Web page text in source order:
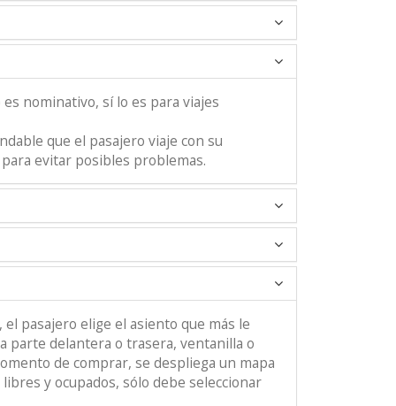
nominativo, sí lo es para viajes
que el pasajero viaje con su
evitar posibles problemas.
el pasajero elige el asiento que más le
parte delantera o trasera, ventanilla o
de comprar, se despliega un mapa
y ocupados, sólo debe seleccionar